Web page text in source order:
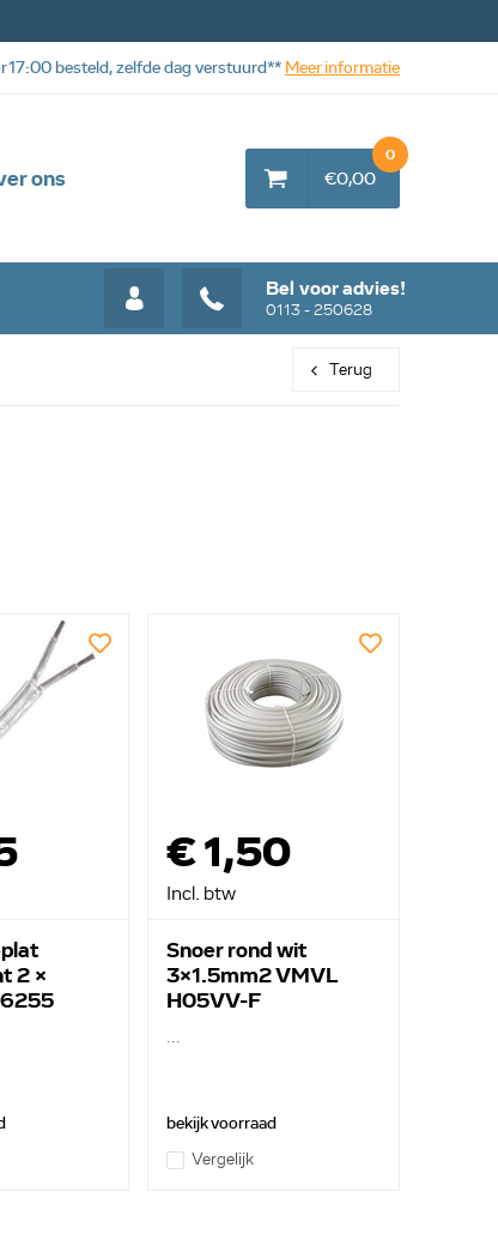
ons
Bel voor advies!
0113 - 250628
€0,00
0
17:00 besteld, zelfde dag verstuurd** Meer informatie
Terug
2 x
€ 1,50
Incl. btw
Snoer rond wit
3x1.5mm2 VMVL
H05VV-F
...
bekijk voorraad
Vergelijk